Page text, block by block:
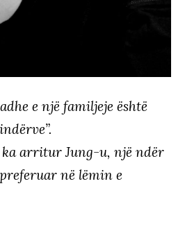
e një familjeje është
arritur Jung-u, një ndër
në lëmin e